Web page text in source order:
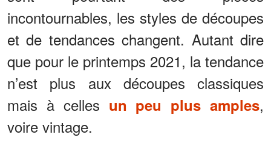
incontournables, les styles de découpes
et de tendances changent. Autant dire
que pour le printemps 2021, la tendance
n’est plus aux découpes classiques
mais à celles un peu plus amples,
voire vintage.